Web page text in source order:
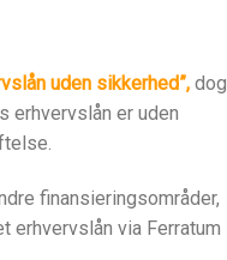
uden sikkerhed”, dog
erhvervslån er uden
finansieringsområder,
erhvervslån via Ferratum